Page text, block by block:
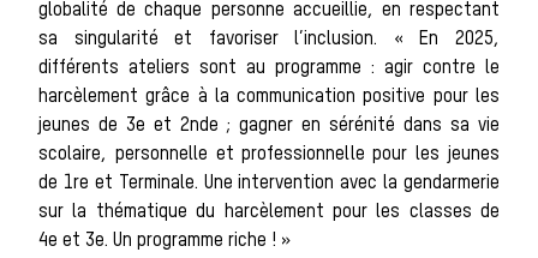
Bien-être
animal
globalité de chaque personne accueillie, en respectant
sa singularité et favoriser l’inclusion. « En 2025,
différents ateliers sont au programme : agir contre le
harcèlement grâce à la communication positive pour les
jeunes de 3e et 2nde ; gagner en sérénité dans sa vie
scolaire, personnelle et professionnelle pour les jeunes
de 1re et Terminale. Une intervention avec la gendarmerie
sur la thématique du harcèlement pour les classes de
4e et 3e. Un programme riche ! »